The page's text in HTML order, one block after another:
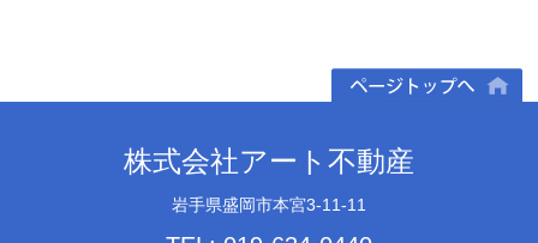
株式会社アート不動産
岩手県盛岡市本宮3-11-11